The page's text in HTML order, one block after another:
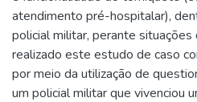
atendimento pré-hospitalar),
policial militar, perante
realizado este estudo de caso
por meio da utilização de
um policial militar que vivenciou